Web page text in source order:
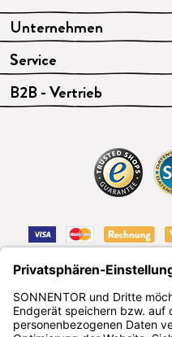
Unternehmen
Service
B2B - Vertrieb